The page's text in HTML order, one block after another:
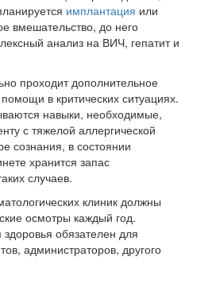
имплантация или
вмешательство, до него
анализ на ВИЧ, гепатит и
проходит дополнительное
в критических ситуациях.
навыки, необходимые,
с тяжелой аллергической
сознания, в состоянии
хранится запас
случаев.
клиник должны
осмотры каждый год.
обязателен для
администраторов, другого